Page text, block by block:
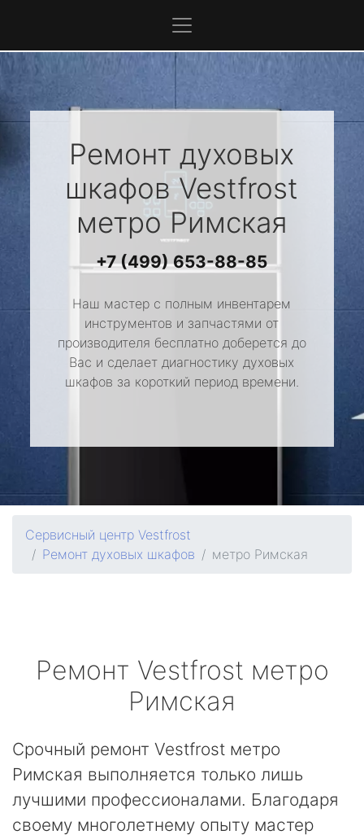
Ремонт духовых
шкафовVestfrost
метро Римская
+7 (499) 653-88-85
Наш мастер с полным инвентарем
инструментов и запчастями от
производителя бесплатно доберется до
Вас и сделает диагностику духовых
шкафов за короткий период времени.
Сервисный центр Vestfrost
Ремонт духовых шкафов
метро Римская
Ремонт Vestfrost метро
Римская
Срочный ремонт Vestfrost метро
Римская выполняется только лишь
лучшими профессионалами. Благодаря
своему многолетнему опыту мастер